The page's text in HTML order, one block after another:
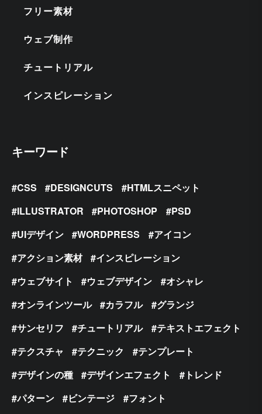
フリー素材
ウェブ制作
チュートリアル
インスピレーション
キーワード
CSS DESIGNCUTS
HTMLスニペット
ILLUSTRATOR
PHOTOSHOP
PSD
UIデザイン
WORDPRESS
アイコン
アクション素材
インスピレーション
ウェブサイト
ウェブデザイン
オシャレ
オンラインツール
カラフル
グランジ
サンセリフ
チュートリアル
テキストエフェクト
テクスチャ
テクニック
テンプレート
デザインの種
デザインエフェクト
トレンド
パターン
ビンテージ
フォント